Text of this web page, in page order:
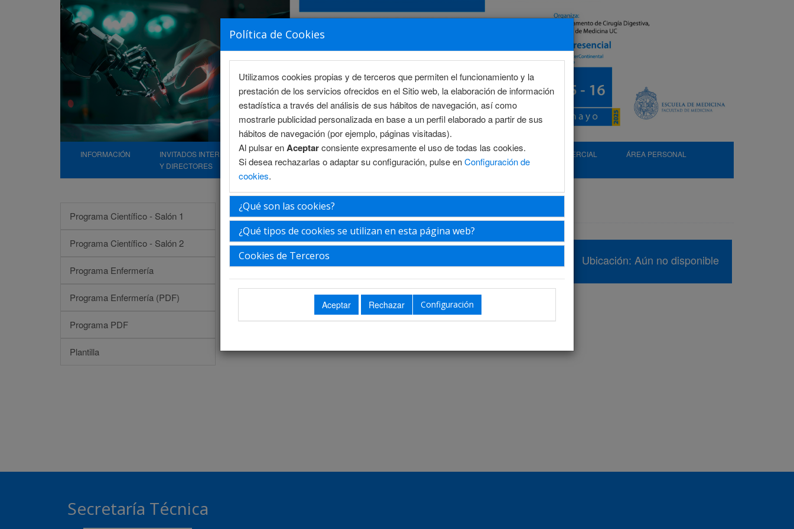
Política de Cookies
Utilizamos cookies propias y de terceros que permiten el funcionamiento y la
prestación de los servicios ofrecidos en el Sitio web, la elaboración de información
estadística a través del análisis de sus hábitos de navegación, así como
mostrarle publicidad personalizada en base a un perfil elaborado a partir de sus
hábitos de navegación (por ejemplo, páginas visitadas).
Al pulsar enAceptarconsiente expresamente el uso de todas las cookies.
Si desea rechazarlas o adaptar su configuración, pulse enConfiguración de
cookies.
¿Qué son las cookies?
¿Qué tipos de cookies se utilizan en esta página web?
Cookies de Terceros
Configuración
INFORMACIÓN
INVITADOS INTERNACIONALES
Y DIRECTORES
ÁREA CIENTÍFICA INSCRIPCIÓN ALOJAMIENTO EXP. COMERCIAL ÁREA PERSONAL
Programa Científico - Salón 1
Programa Científico - Salón 2
Programa Enfermería
Programa Enfermería (PDF)
Programa PDF
Plantilla
Ubicación: Aún no disponible
Secretaría Técnica